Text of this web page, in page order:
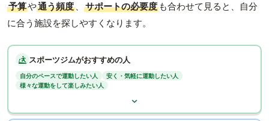
予算や通う頻度 、 サポートの必要度 も合わせて見ると、自分
に合う施設を探しやすくなります。
スポーツジムがおすすめの人
自分のペースで運動したい人
安く・気軽に運動したい人
様々な運動をして楽しみたい人